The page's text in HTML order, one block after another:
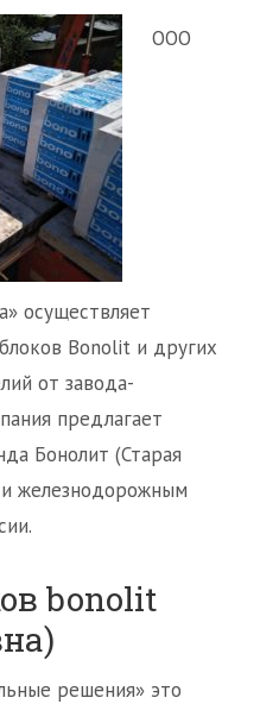
ООО
осуществляет
Bonolit и других
от завода-
предлагает
Бонолит (Старая
железнодорожным
bonolit
решения» это